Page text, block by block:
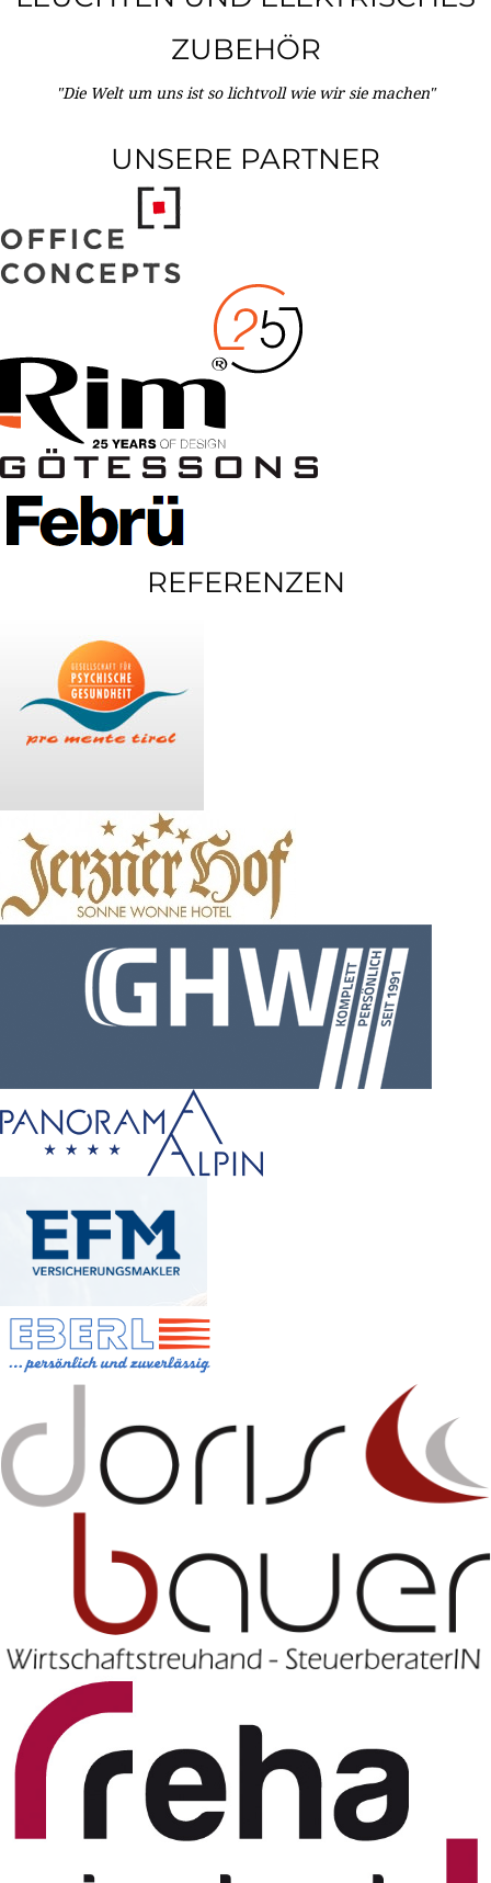
ZUBEHÖR
"Die Welt um uns ist so lichtvoll wie wir sie machen"
UNSERE PARTNER
REFERENZEN